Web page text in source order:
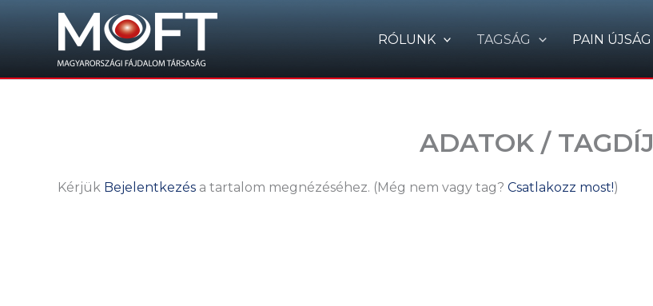
RÓLUNK TAGSÁG PAIN ÚJSÁG
ADATOK / TAGDÍJ
Kérjük Bejelentkezés a tartalom megnézéséhez. (Még nem vagy tag? Csatlakozz most!)